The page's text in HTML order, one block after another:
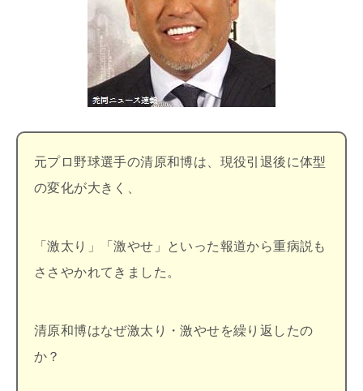
元プロ野球選手の清原和博は、現役引退後に体型
の変化が大きく、
「激太り」「激やせ」といった報道から重病説も
ささやかれてきました。
清原和博はなぜ激太り・激やせを繰り返したの
か？